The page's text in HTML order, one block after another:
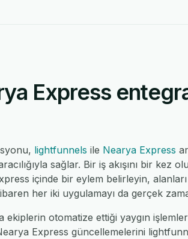
Express
lightfunnels ile Nearya Express
sağlar. Bir iş akışını bir kez
içinde bir eylem belirleyin,
her iki uygulamayı da gerçek
otomatize ettiği yaygın
Express güncellemelerini